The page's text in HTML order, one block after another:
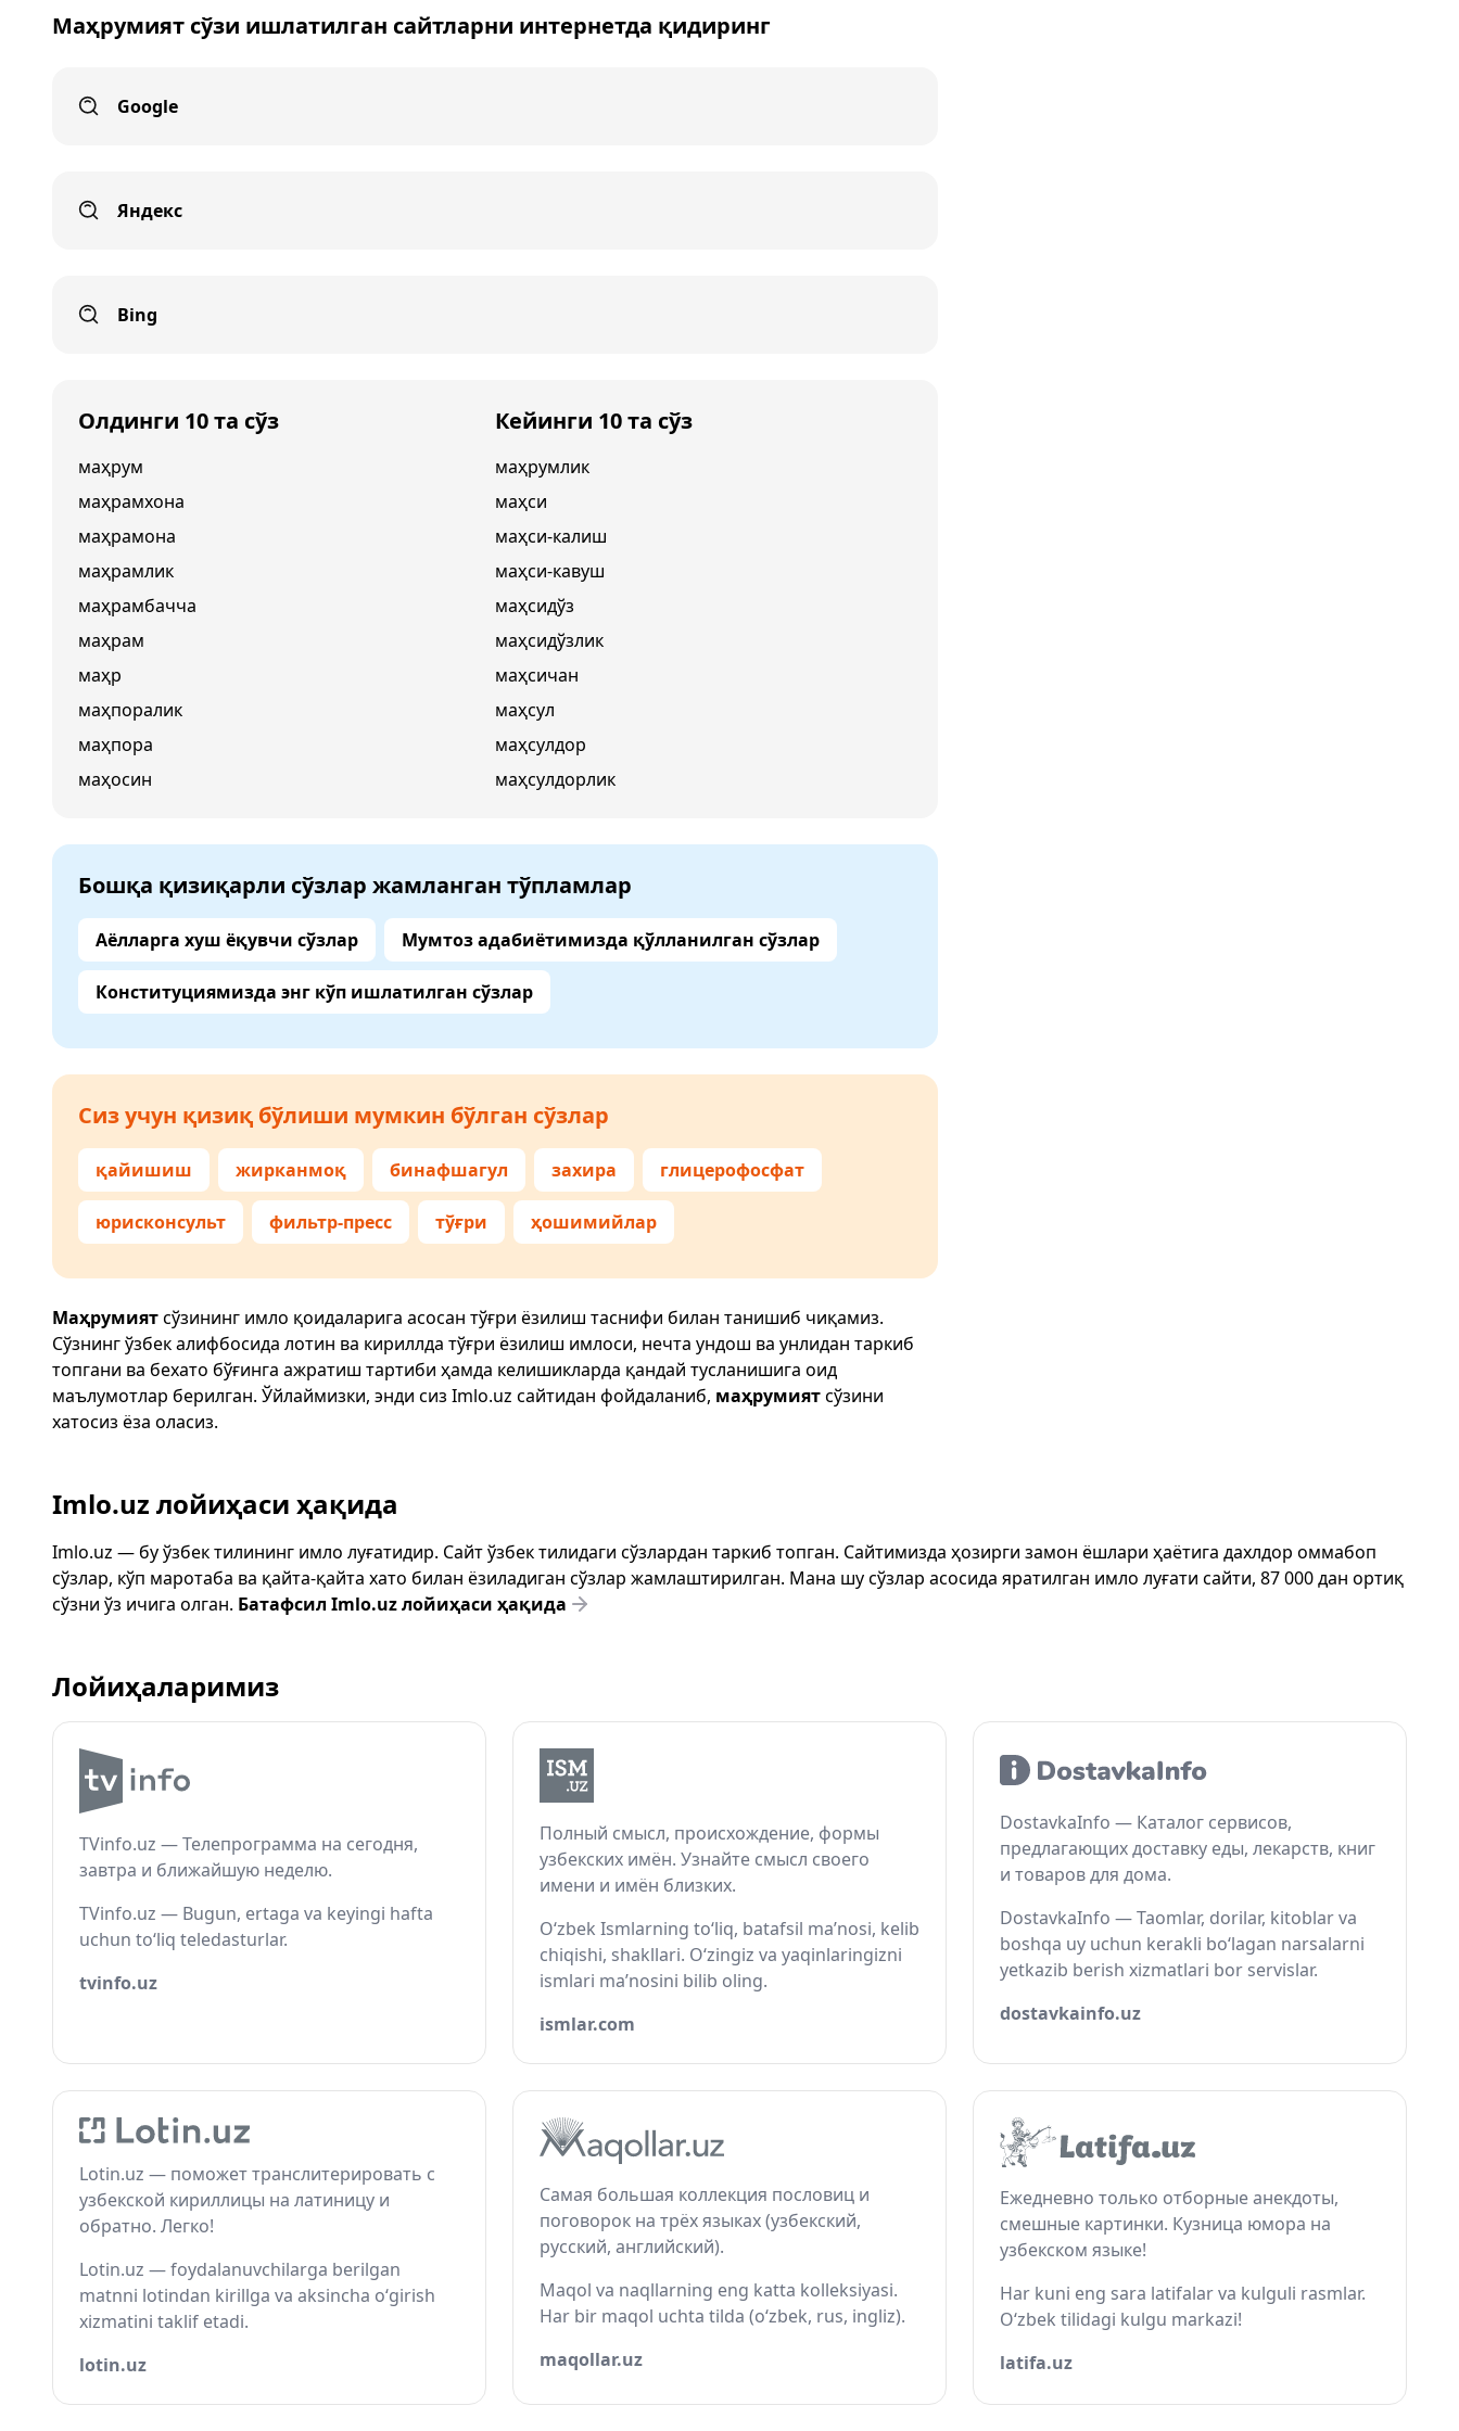
Маҳрумият сўзи ишлатилган сайтларни интернетда қидиринг
Google
Яндекс
Bing
Олдинги 10 та сўз
маҳрум
маҳрамхона
маҳрамона
маҳрамлик
маҳрамбачча
маҳрам
маҳр
маҳпоралик
маҳпора
маҳосин
Кейинги 10 та сўз
маҳрумлик
маҳси
маҳси-калиш
маҳси-кавуш
маҳсидўз
маҳсидўзлик
маҳсичан
маҳсул
маҳсулдор
маҳсулдорлик
Бошқа қизиқарли сўзлар жамланган тўпламлар
Аёлларга хуш ёқувчи сўзлар Мумтоз адабиётимизда қўлланилган сўзлар
Конституциямизда энг кўп ишлатилган сўзлар
Сиз учун қизиқ бўлиши мумкин бўлган сўзлар
қайишиш жирканмоқ бинафшагул захира глицерофосфат
юрисконсульт фильтр-пресс тўғри ҳошимийлар
Маҳрумиятсўзининг имло қоидаларига асосан тўғри ёзилиш таснифи билан танишиб чиқамиз.
Сўзнинг ўзбек алифбосида лотин ва кириллда тўғри ёзилиш имлоси, нечта ундош ва унлидан таркиб
топгани ва бехато бўғинга ажратиш тартиби ҳамда келишикларда қандай тусланишига оид
маълумотлар берилган. Ўйлаймизки, энди сиз Imlo.uz сайтидан фойдаланиб, маҳрумиятсўзини
хатосиз ёза оласиз.
Imlo.uz лойиҳаси ҳақида
Imlo.uz — бу ўзбек тилининг имло луғатидир. Сайт ўзбек тилидаги сўзлардан таркиб топган. Сайтимизда ҳозирги замон ёшлари ҳаётига дахлдор оммабоп
сўзлар, кўп маротаба ва қайта-қайта хато билан ёзиладиган сўзлар жамлаштирилган. Мана шу сўзлар асосида яратилган имло луғати сайти, 87 000 дан ортиқ
сўзни ўз ичига олган. Батафсил Imlo.uz лойиҳаси ҳақида
Лойиҳаларимиз
TVinfo.uz — Телепрограмма на сегодня,
завтра и ближайшую неделю.
TVinfo.uz — Bugun, ertaga va keyingi hafta
uchun to‘liq teledasturlar.
tvinfo.uz
Полный смысл, происхождение, формы
узбекских имён. Узнайте смысл своего
имени и имён близких.
O‘zbek Ismlarning to‘liq, batafsil ma’nosi, kelib
chiqishi, shakllari. O‘zingiz va yaqinlaringizni
ismlari ma’nosini bilib oling.
ismlar.com
DostavkaInfo — Каталог сервисов,
предлагающих доставку еды, лекарств, книг
и товаров для дома.
DostavkaInfo — Taomlar, dorilar, kitoblar va
boshqa uy uchun kerakli bo‘lagan narsalarni
yetkazib berish xizmatlari bor servislar.
dostavkainfo.uz
Lotin.uz — поможет транслитерировать с
узбекской кириллицы на латиницу и
обратно. Легко!
Lotin.uz — foydalanuvchilarga berilgan
matnni lotindan kirillga va aksincha o‘girish
xizmatini taklif etadi.
lotin.uz
Самая большая коллекция пословиц и
поговорок на трёх языках (узбекский,
русский, английский).
Maqol va naqllarning eng katta kolleksiyasi.
Har bir maqol uchta tilda (o‘zbek, rus, ingliz).
maqollar.uz
Ежедневно только отборные анекдоты,
смешные картинки. Кузница юмора на
узбекском языке!
Har kuni eng sara latifalar va kulguli rasmlar.
O‘zbek tilidagi kulgu markazi!
latifa.uz